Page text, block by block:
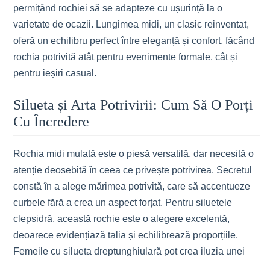
permițând rochiei să se adapteze cu ușurință la o
varietate de ocazii. Lungimea midi, un clasic reinventat,
oferă un echilibru perfect între eleganță și confort, făcând
rochia potrivită atât pentru evenimente formale, cât și
pentru ieșiri casual.
Silueta și Arta Potrivirii: Cum Să O Porți
Cu Încredere
Rochia midi mulată este o piesă versatilă, dar necesită o
atenție deosebită în ceea ce privește potrivirea. Secretul
constă în a alege mărimea potrivită, care să accentueze
curbele fără a crea un aspect forțat. Pentru siluetele
clepsidră, această rochie este o alegere excelentă,
deoarece evidențiază talia și echilibrează proporțiile.
Femeile cu silueta dreptunghiulară pot crea iluzia unei